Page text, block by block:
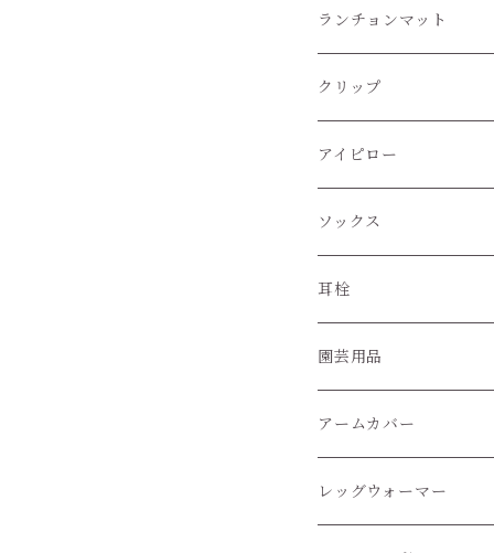
蝶ネクタイ
ランチョンマット
クリップ
アイピロー
ソックス
ハイソックス
クルー丈ソックス
くるぶし丈ソックス
耳栓
園芸用品
アームカバー
レッグウォーマー